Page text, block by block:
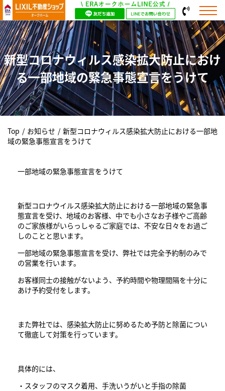
新型コロナウィルス感染拡大防止におけ
る一部地域の緊急事態宣言をうけて
Top / お知らせ / 新型コロナウィルス感染拡大防止における一部地
域の緊急事態宣言をうけて
一部地域の緊急事態宣言をうけて
新型コロナウイルス感染拡大防止における一部地域の緊急事
態宣言を受け、地域のお客様、中でも小さなお子様やご高齢
のご家族様がいらっしゃるご家庭では、不安な日々をお過ご
しのことと思います。
一部地域の緊急事態宣言を受け、弊社では完全予約制のみで
の営業を行います。
お客様同士の接触がないよう、予約時間や物理間隔を十分に
あけ予約受付をします。
また弊社では、感染拡大防止に努めるため予防と除菌につい
て徹底して対策を行っています。
具体的には、
・スタッフのマスク着用、手洗いうがいと手指の除菌